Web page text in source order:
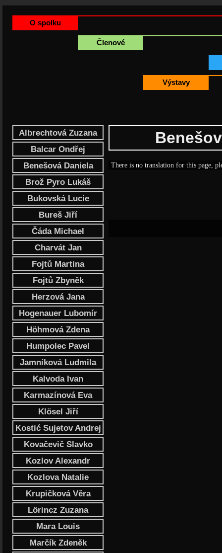
O spolku
Členové
Výstavy
Albrechtová Zuzana
Balcar Ondřej
Benešová Daniela
Brož Pyro Lukáš
Bukovská Lucie
Bureš Jiří
Čáda Michael
Charvát Jan
Fojtů Martina
Fojtů Zbyněk
Herzová Jana
Hogenauer Lubomír
Höhmová Zdena
Humpolec Pavel
Jamníková Ludmila
Kalvoda Ivan
Karmazínová Eva
Klösel Jiří
Kostić Sujetov Andrej
Kovačevič Slavko
Kozlov Alexandr
Kozlova Natalie
Krupičková Věra
Lörincz Zuzana
Mara Louis
Marčík Zdeněk
There is no translation for this page,